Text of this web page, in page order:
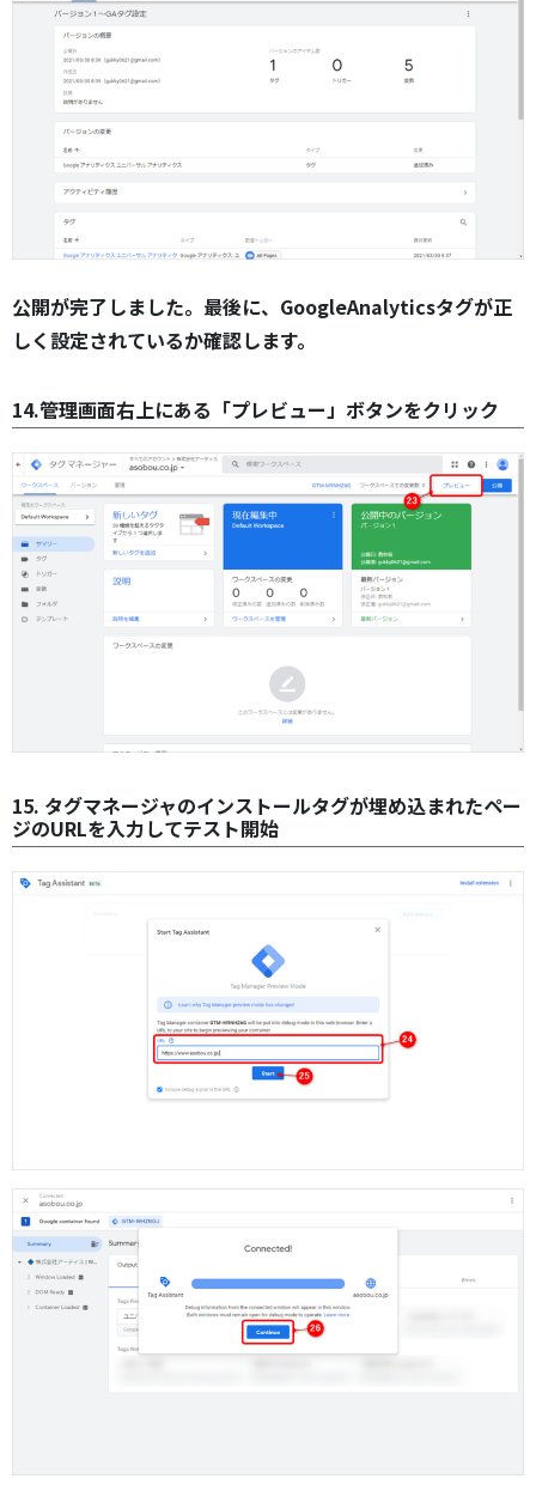
公開が完了しました。最後に、GoogleAnalyticsタグが正
しく設定されているか確認します。
14.管理画面右上にある「プレビュー」ボタンをクリック
15. タグマネージャのインストールタグが埋め込まれたペー
ジのURLを入力してテスト開始